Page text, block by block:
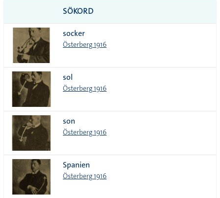
till
alla i
lista
SÖKORD
socker
Österberg 1916
sol
Österberg 1916
son
Österberg 1916
Spanien
Österberg 1916